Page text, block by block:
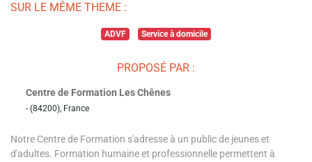
SUR LE MÊME THEME :
ADVF Service à domicile
PROPOSÉ PAR :
Centre de Formation Les Chênes
- (84200), France
Notre Centre de Formation s'adresse à un public de jeunes et
d'adultes. Formation humaine et professionnelle permettent à